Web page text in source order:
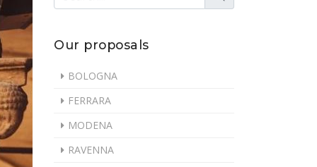
Our proposals
BOLOGNA
FERRARA
MODENA
RAVENNA